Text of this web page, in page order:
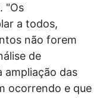
"Os
a todos,
não forem
de
ampliação das
ocorrendo e que